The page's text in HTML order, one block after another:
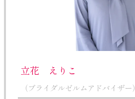
立花 えりこ
（ブライダルゼルムアドバイザー）